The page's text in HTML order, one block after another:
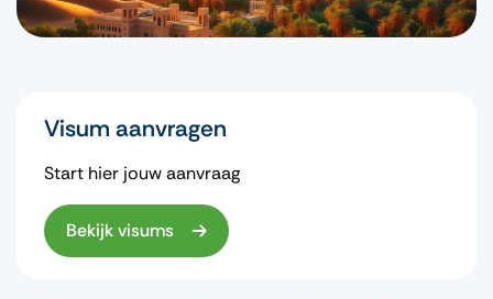
Visum aanvragen
Start hier jouw aanvraag
Bekijk visums